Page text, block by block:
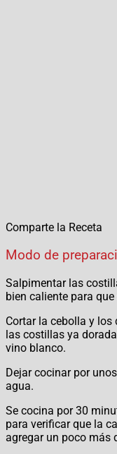
Comparte la Receta
Modo de
Salpimentar las
bien caliente para
Cortar la cebolla y los
las costillas ya
vino blanco.
Dejar cocinar por
agua.
Se cocina por 30
para verificar que la
agregar un poco más